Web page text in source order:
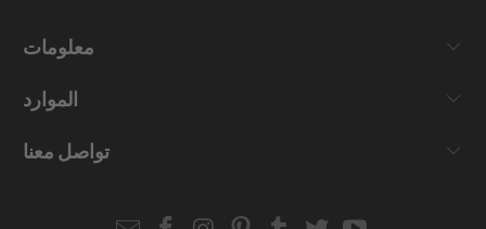
معلومات
الموارد
تواصل معنا